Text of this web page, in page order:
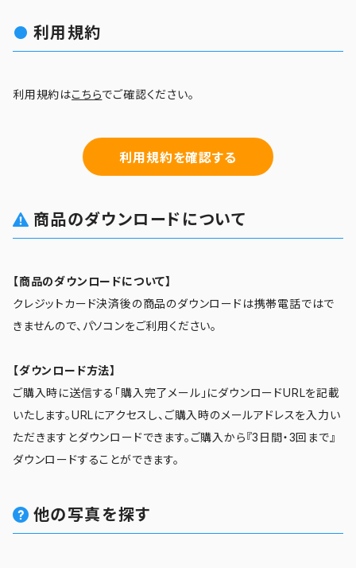
利用規約
利用規約はこちらでご確認ください。
利用規約を確認する
商品のダウンロードについて
【商品のダウンロードについて】
クレジットカード決済後の商品のダウンロードは携帯電話ではで
きませんので、パソコンをご利用ください。
【ダウンロード方法】
ご購入時に送信する「購入完了メール」にダウンロードURLを記載
いたします。URLにアクセスし、ご購入時のメールアドレスを入力い
ただきますとダウンロードできます。ご購入から『3日間・3回まで』
ダウンロードすることができます。
他の写真を探す